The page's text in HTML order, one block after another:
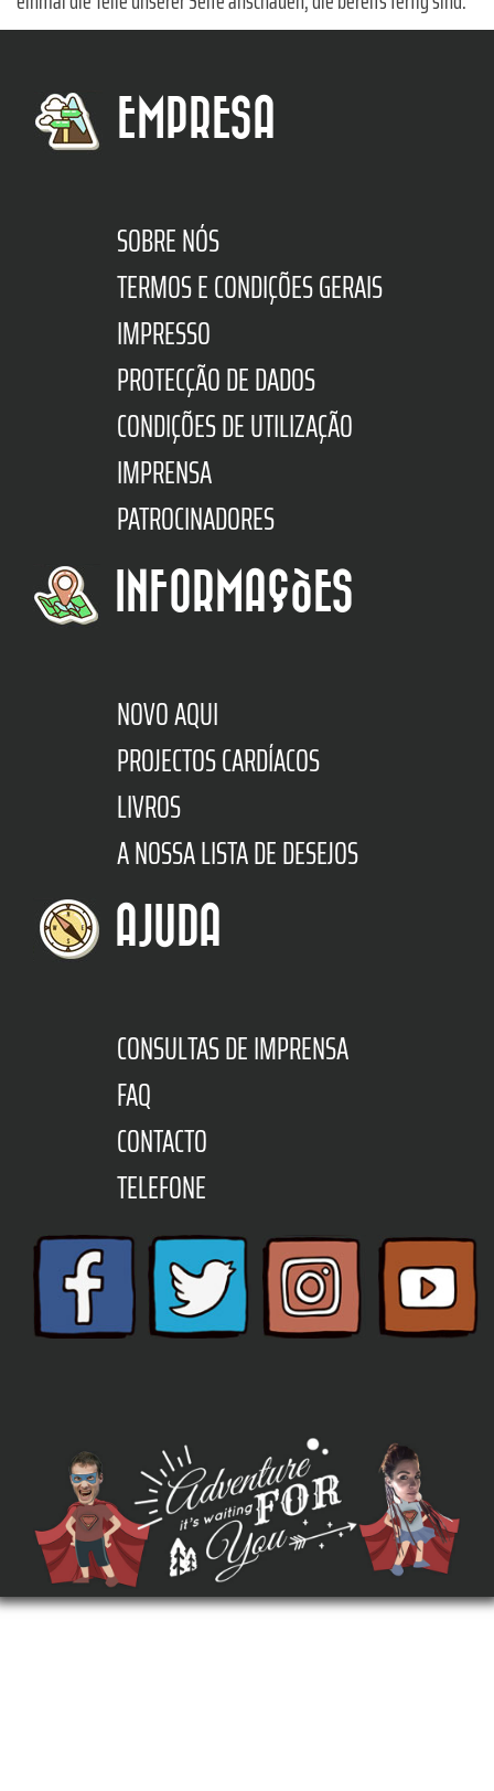
EMPRESA
SOBRE NÓS
TERMOS E CONDIÇÕES GERAIS
IMPRESSO
PROTECÇÃO DE DADOS
CONDIÇÕES DE UTILIZAÇÃO
IMPRENSA
PATROCINADORES
INFORMAÇÕES
NOVO AQUI
PROJECTOS CARDÍACOS
LIVROS
A NOSSA LISTA DE DESEJOS
AJUDA
CONSULTAS DE IMPRENSA
FAQ
CONTACTO
TELEFONE